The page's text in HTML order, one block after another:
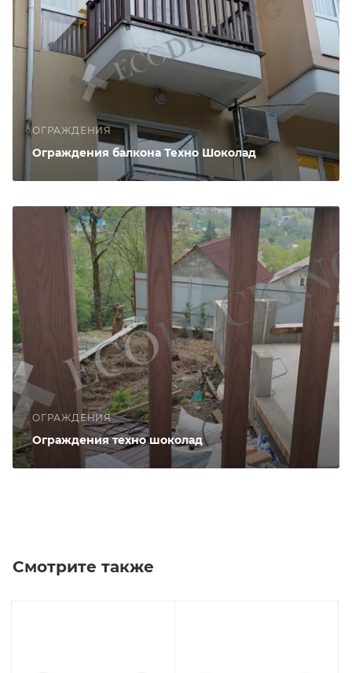
ОГРАЖДЕНИЯ
Ограждения балкона Техно Шоколад
ОГРАЖДЕНИЯ
Ограждения техно шоколад
Смотрите также